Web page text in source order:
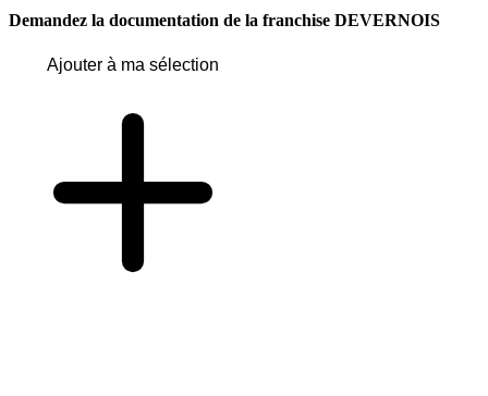
Demandez la documentation de la franchise DEVERNOIS
Ajouter à ma sélection